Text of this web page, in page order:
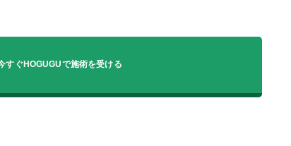
すぐHOGUGUで施術を受ける